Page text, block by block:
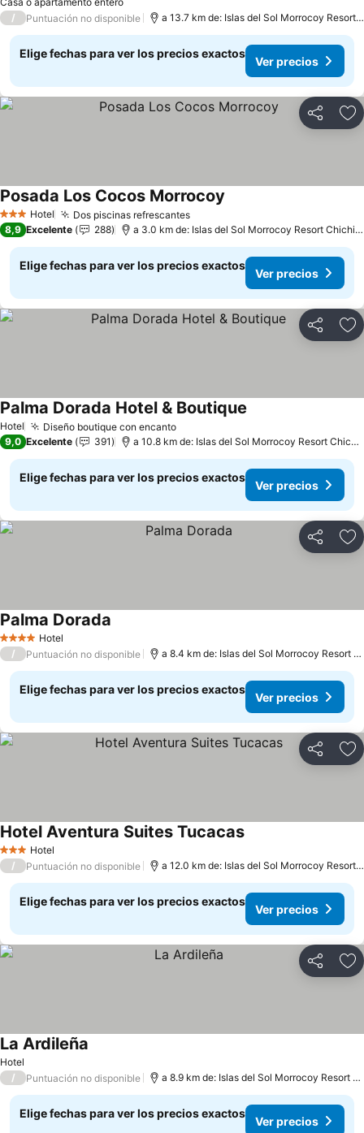
/
Puntuación no disponible a 13.7 km de: Islas del Sol Morrocoy Resort Chichiriviche
Elige fechas para ver los precios exactos
Ver precios
Compartir
3 Estrellas
Hotel Dos piscinas refrescantes
Posada Los Cocos Morrocoy
8,9 Excelente 288 a 3.0 km de: Islas del Sol Morrocoy Resort Chichiriviche
Elige fechas para ver los precios exactos
Ver precios
Compartir
Hotel Diseño boutique con encanto
Palma Dorada Hotel & Boutique
9,0 Excelente 391 a 10.8 km de: Islas del Sol Morrocoy Resort Chichiriviche
Elige fechas para ver los precios exactos
Ver precios
Compartir
4 EstrellasHotel
Palma Dorada
/ Puntuación no disponible a 8.4 km de: Islas del Sol Morrocoy Resort Chichiriviche
Elige fechas para ver los precios exactos
Ver precios
Compartir
3 Estrellas
Hotel
Hotel Aventura Suites Tucacas
/ Puntuación no disponible a 12.0 km de: Islas del Sol Morrocoy Resort Chichiriviche
Elige fechas para ver los precios exactos
Ver precios
Compartir
Hotel
La Ardileña
/ Puntuación no disponible a 8.9 km de: Islas del Sol Morrocoy Resort Chichiriviche
Elige fechas para ver los precios exactos
Ver precios